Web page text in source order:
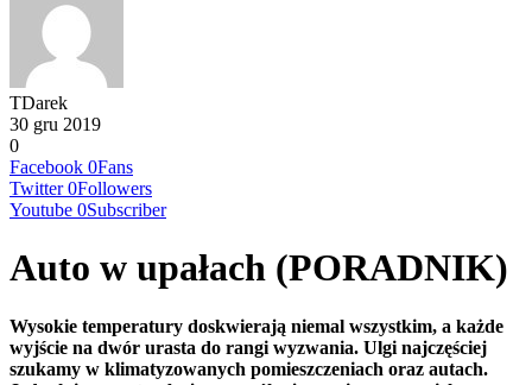
TDarek
30 gru 2019
0
Facebook 0Fans
Twitter 0Followers
Youtube 0Subscriber
Auto w upałach (PORADNIK)
Wysokie temperatury doskwierają niemal wszystkim, a każde
wyjście na dwór urasta do rangi wyzwania. Ulgi najczęściej
szukamy w klimatyzowanych pomieszczeniach oraz autach.